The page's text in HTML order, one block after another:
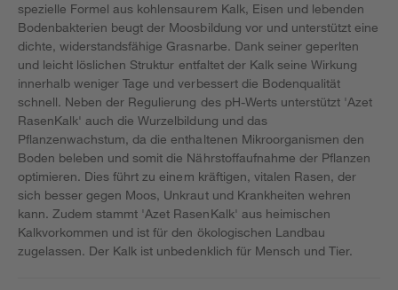
spezielle Formel aus kohlensaurem Kalk, Eisen und lebenden
Bodenbakterien beugt der Moosbildung vor und unterstützt eine
dichte, widerstandsfähige Grasnarbe. Dank seiner geperlten
und leicht löslichen Struktur entfaltet der Kalk seine Wirkung
innerhalb weniger Tage und verbessert die Bodenqualität
schnell. Neben der Regulierung des pH-Werts unterstützt 'Azet
RasenKalk' auch die Wurzelbildung und das
Pflanzenwachstum, da die enthaltenen Mikroorganismen den
Boden beleben und somit die Nährstoffaufnahme der Pflanzen
optimieren. Dies führt zu einem kräftigen, vitalen Rasen, der
sich besser gegen Moos, Unkraut und Krankheiten wehren
kann. Zudem stammt 'Azet RasenKalk' aus heimischen
Kalkvorkommen und ist für den ökologischen Landbau
zugelassen. Der Kalk ist unbedenklich für Mensch und Tier.